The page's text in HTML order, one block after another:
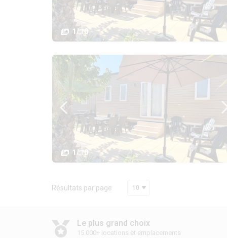
1/10
1/10
Résultats par page 10
Le plus grand choix
15 000+ locations et emplacements